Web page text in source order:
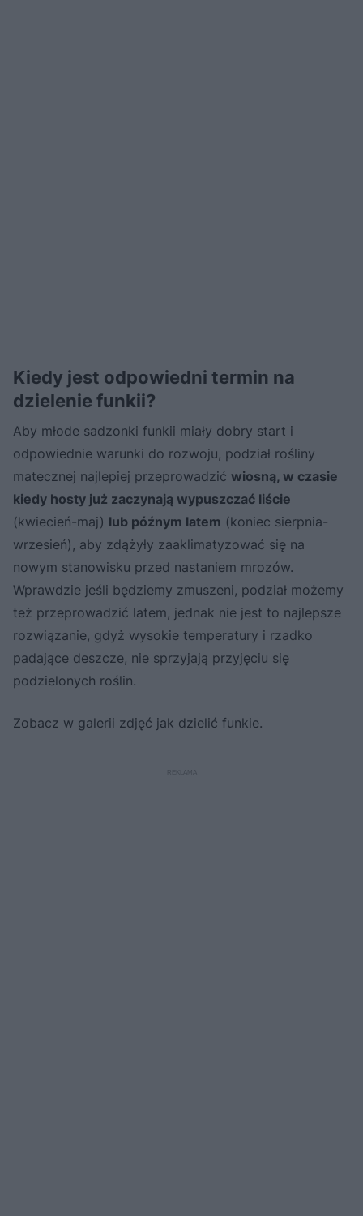
Kiedy jest odpowiedni termin na
dzielenie funkii?
Aby młode sadzonki funkii miały dobry start i
odpowiednie warunki do rozwoju, podział rośliny
matecznej najlepiej przeprowadzić wiosną, w czasie
kiedy hosty już zaczynają wypuszczać liście
(kwiecień-maj) lub późnym latem (koniec sierpnia-
wrzesień), aby zdążyły zaaklimatyzować się na
nowym stanowisku przed nastaniem mrozów.
Wprawdzie jeśli będziemy zmuszeni, podział możemy
też przeprowadzić latem, jednak nie jest to najlepsze
rozwiązanie, gdyż wysokie temperatury i rzadko
padające deszcze, nie sprzyjają przyjęciu się
podzielonych roślin.
Zobacz w galerii zdjęć jak dzielić funkie.